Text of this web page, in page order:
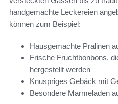
handgemachte Leckereien
können zum Beispiel:
Hausgemachte Pralinen
Frische Fruchtbonbons,
hergestellt werden
Knuspriges Gebäck mit
Besondere Marmeladen